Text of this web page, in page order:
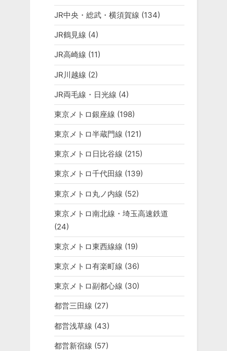
JR中央・総武・横須賀線 (134)
JR鶴見線 (4)
JR高崎線 (11)
JR川越線 (2)
JR両毛線・日光線 (4)
東京メトロ銀座線 (198)
東京メトロ半蔵門線 (121)
東京メトロ日比谷線 (215)
東京メトロ千代田線 (139)
東京メトロ丸ノ内線 (52)
東京メトロ南北線・埼玉高速鉄道
(24)
東京メトロ東西線線 (19)
東京メトロ有楽町線 (36)
東京メトロ副都心線 (30)
都営三田線 (27)
都営浅草線 (43)
都営新宿線 (57)